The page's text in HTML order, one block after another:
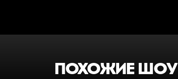
ПОХОЖИЕ ШОУ